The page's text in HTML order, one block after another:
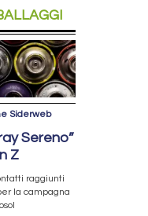
Siderweb
Sereno”
Z
raggiunti
la campagna